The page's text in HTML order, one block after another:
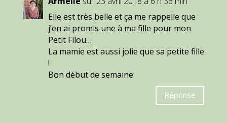
Elle est très belle et ça me rappelle que
j’en ai promis une à ma fille pour mon
Petit Filou…
La mamie est aussi jolie que sa petite fille
!
Bon début de semaine
Réponse